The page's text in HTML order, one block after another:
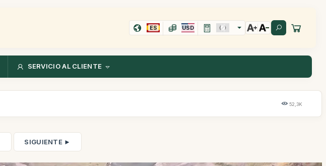
ES USD
SERVICIO AL CLIENTE
52,3K
SIGUIENTE ►